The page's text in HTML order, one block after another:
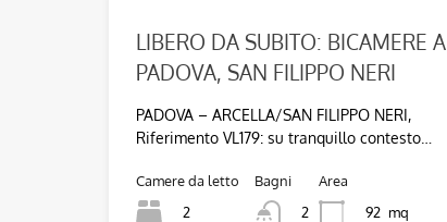
LIBERO DA SUBITO: BICAMERE A
PADOVA, SAN FILIPPO NERI
PADOVA – ARCELLA/SAN FILIPPO NERI,
Riferimento VL179: su tranquillo contesto…
Camere da letto
2
Bagni
2
Area
92 mq